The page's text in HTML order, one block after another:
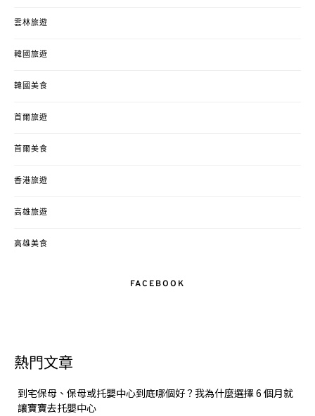
雲林旅遊
韓國旅遊
韓國美食
首爾旅遊
首爾美食
香港旅遊
高雄旅遊
高雄美食
FACEBOOK
熱門文章
到宅保母、保母或托嬰中心到底哪個好？我為什麼選擇 6 個月就
讓寶寶去托嬰中心